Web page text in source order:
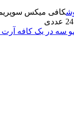
کافی میکس